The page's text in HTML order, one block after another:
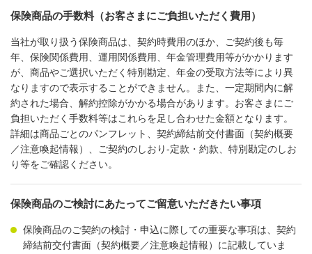
保険商品の手数料（お客さまにご負担いただく費用）
当社が取り扱う保険商品は、契約時費用のほか、ご契約後も毎
年、保険関係費用、運用関係費用、年金管理費用等がかかります
が、商品やご選択いただく特別勘定、年金の受取方法等により異
なりますので表示することができません。また、一定期間内に解
約された場合、解約控除がかかる場合があります。お客さまにご
負担いただく手数料等はこれらを足し合わせた金額となります。
詳細は商品ごとのパンフレット、契約締結前交付書面（契約概要
／注意喚起情報）、ご契約のしおり-定款・約款、特別勘定のしお
り等をご確認ください。
保険商品のご検討にあたってご留意いただきたい事項
保険商品のご契約の検討・申込に際しての重要な事項は、契約
締結前交付書面（契約概要／注意喚起情報）に記載していま